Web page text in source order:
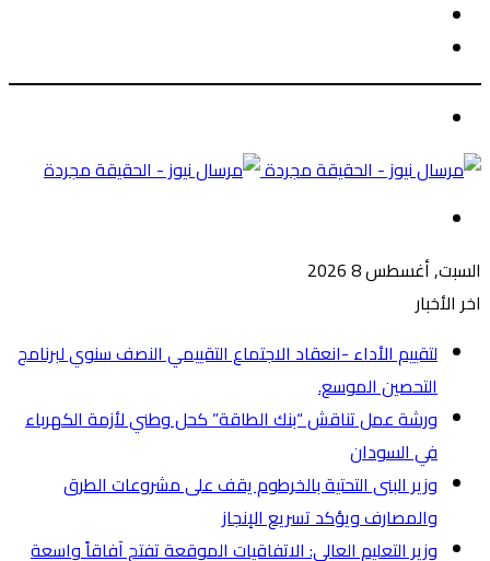
عن
السبت, أغسطس 8 2026
اخر الأخبار
لتقييم الأداء -انعقاد الاجتماع التقييمي النصف سنوي لبرنامج
التحصين الموسع.
ورشة عمل تناقش “بنك الطاقة” كحل وطني لأزمة الكهرباء
في السودان
وزير البنى التحتية بالخرطوم يقف على مشروعات الطرق
والمصارف ويؤكد تسريع الإنجاز
وزير التعليم العالي: الاتفاقيات الموقعة تفتح آفاقاً واسعة